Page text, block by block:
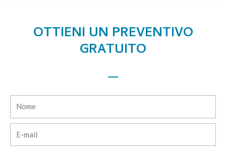
OTTIENI UN PREVENTIVO
GRATUITO